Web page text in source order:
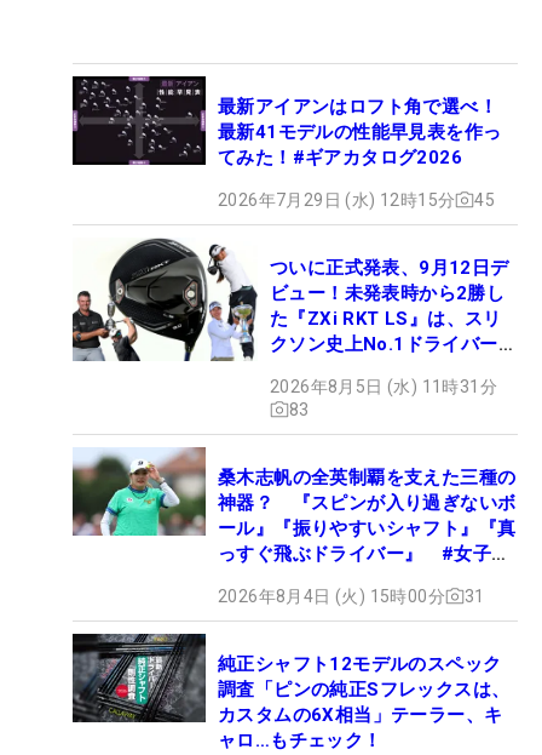
最新アイアンはロフト角で選べ！
最新41モデルの性能早見表を作っ
てみた！#ギアカタログ2026
2026年7月29日 (水) 12時15分 45
ついに正式発表、9月12日デ
ビュー！未発表時から2勝し
た『ZXi RKT LS』は、スリ
クソン史上No.1ドライバー!?
2026年8月5日 (水) 11時31分
83
桑木志帆の全英制覇を支えた三種の
神器？ 『スピンが入り過ぎないボ
ール』『振りやすいシャフト』『真
っすぐ飛ぶドライバー』 #女子プ
2026年8月4日 (火) 15時00分 31
純正シャフト12モデルのスペック
調査「ピンの純正Sフレックスは、
カスタムの6X相当」テーラー、キ
ャロ…もチェック！